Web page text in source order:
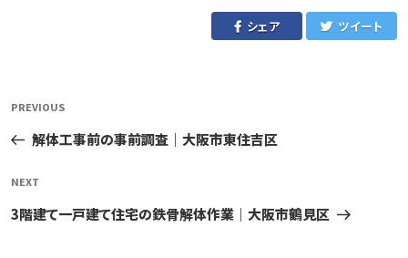
シェア ツイート
投
ナ
ビ
ゲ
Previous
Post
PREVIOUS
解体工事前の事前調査｜大阪市東住吉区
Next
Post
NEXT
3階建て一戸建て住宅の鉄骨解体作業｜大阪市鶴見区